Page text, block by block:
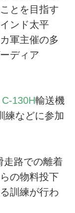
とを目指す
ンド太平
軍主催の多
ディア
C-130H輸送機
練などに参加
路での離着
の物料投下
訓練が行わ